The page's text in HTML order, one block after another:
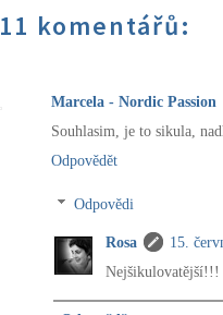
11 komentářů:
Marcela - Nordic Passion
Souhlasim, je to sikula,
Odpovědět
Odpovědi
Rosa
15.
Nejšikulovatější!!!